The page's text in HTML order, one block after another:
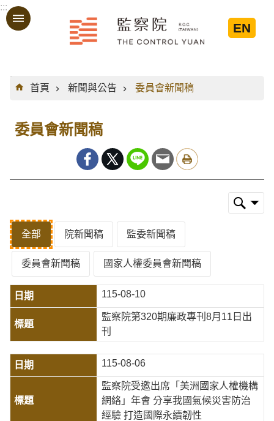
跳到主要內容區塊
:::
EN
:::
首頁
新聞與公告 委員會新聞稿
委員會新聞稿
全部 院新聞稿 監委新聞稿
委員會新聞稿 國家人權委員會新聞稿
115-08-10
監察院第320期廉政專刊8月11日出
刊
115-08-06
監察院受邀出席「美洲國家人權機構
網絡」年會 分享我國氣候災害防治
經驗 打造國際永續韌性